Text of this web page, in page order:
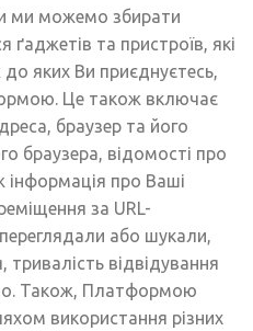
ми можемо збирати
та пристроїв, які
яких Ви приєднуєтесь,
Це також включає
браузер та його
браузера, відомості про
інформація про Ваші
за URL-
або шукали,
відвідування
Також, Платформою
використання різних